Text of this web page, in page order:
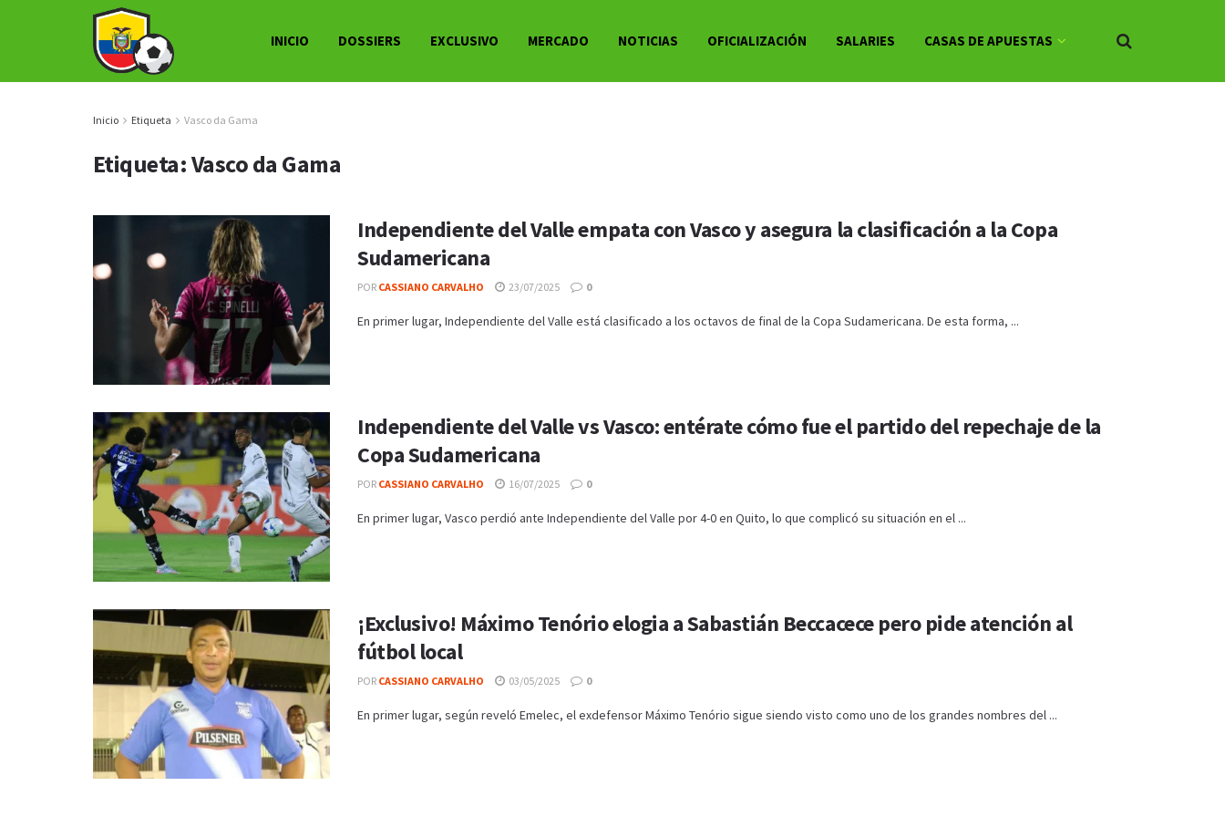
INICIO DOSSIERS EXCLUSIVO MERCADO NOTICIAS OFICIALIZACIÓN SALARIES CASAS DE APUESTAS
Inicio Etiqueta Vasco da Gama
Etiqueta:Vasco da Gama
Independiente del Valle empata con Vasco y asegura la clasificación a la Copa
Sudamericana
POR CASSIANO CARVALHO 23/07/2025 0
En primer lugar, Independiente del Valle está clasificado a los octavos de final de la Copa Sudamericana. De esta forma, ...
Independiente del Valle vs Vasco: entérate cómo fue el partido del repechaje de la
Copa Sudamericana
POR CASSIANO CARVALHO 16/07/2025 0
En primer lugar, Vasco perdió ante Independiente del Valle por 4-0 en Quito, lo que complicó su situación en el ...
¡Exclusivo! Máximo Tenório elogia a Sabastián Beccacece pero pide atención al
fútbol local
POR CASSIANO CARVALHO 03/05/2025 0
En primer lugar, según reveló Emelec, el exdefensor Máximo Tenório sigue siendo visto como uno de los grandes nombres del ...